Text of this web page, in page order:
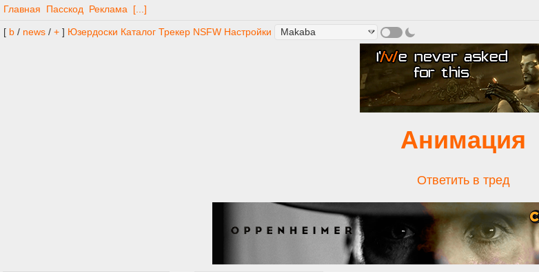
Главная Пасскод Реклама [...]
[ b / news / + ] Юзердоски Каталог Трекер NSFW Настройки
Анимация
Ответить в тред